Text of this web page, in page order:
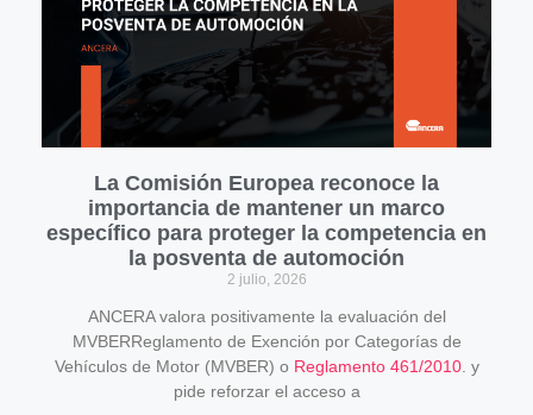
La Comisión Europea reconoce la
importancia de mantener un marco
específico para proteger la competencia en
la posventa de automoción
2 julio, 2026
ANCERA valora positivamente la evaluación del
MVBERReglamento de Exención por Categorías de
Vehículos de Motor (MVBER) o Reglamento 461/2010. y
pide reforzar el acceso a